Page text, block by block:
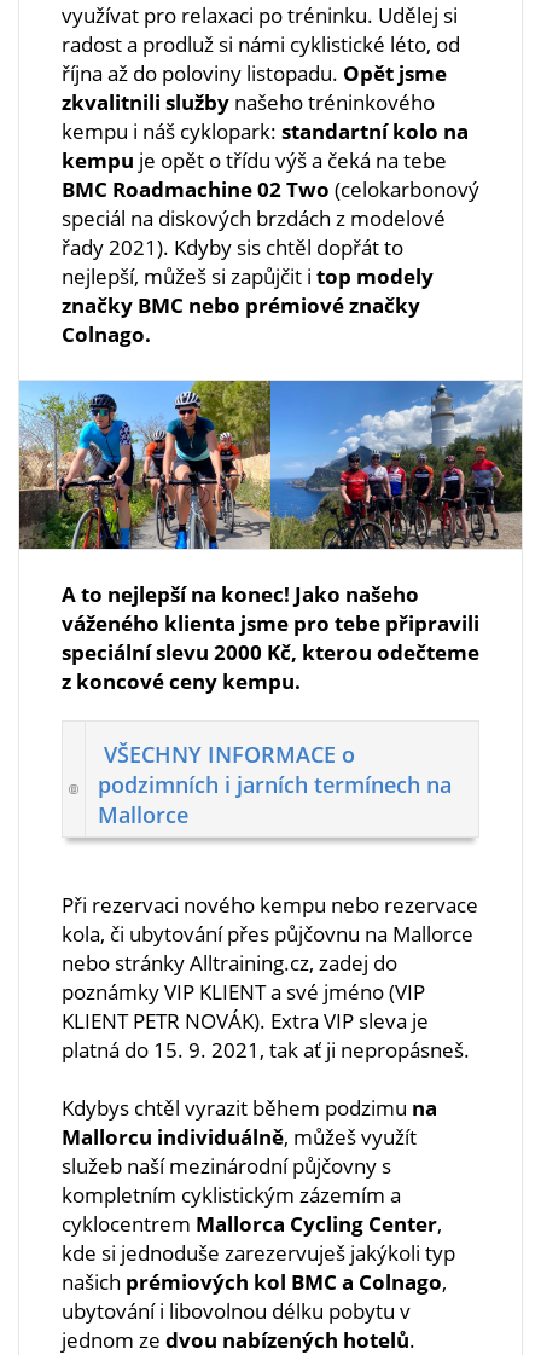
využívat pro relaxaci po tréninku. Udělej si
radost a prodluž si námi cyklistické léto, od
října až do poloviny listopadu. Opět jsme
zkvalitnili služby našeho tréninkového
kempu i náš cyklopark: standartní kolo na
kempu je opět o třídu výš a čeká na tebe
BMC Roadmachine 02 Two (celokarbonový
speciál na diskových brzdách z modelové
řady 2021). Kdyby sis chtěl dopřát to
nejlepší, můžeš si zapůjčit i top modely
značky BMC nebo prémiové značky
Colnago.
A to nejlepší na konec! Jako našeho
váženého klienta jsme pro tebe připravili
speciální slevu 2000 Kč, kterou odečteme
z koncové ceny kempu.
VŠECHNY INFORMACE o
podzimních i jarních termínech na
Mallorce
Při rezervaci nového kempu nebo rezervace
kola, či ubytování přes půjčovnu na Mallorce
nebo stránky Alltraining.cz, zadej do
poznámky VIP KLIENT a své jméno (VIP
KLIENT PETR NOVÁK). Extra VIP sleva je
platná do 15. 9. 2021, tak ať ji nepropásneš.
Kdybys chtěl vyrazit během podzimu na
Mallorcu individuálně, můžeš využít
služeb naší mezinárodní půjčovny s
kompletním cyklistickým zázemím a
cyklocentrem Mallorca Cycling Center,
kde si jednoduše zarezervuješ jakýkoli typ
našich prémiových kol BMC a Colnago,
ubytování i libovolnou délku pobytu v
jednom ze dvou nabízených hotelů.